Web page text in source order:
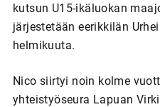
kutsun U15-ikäluokan
järjestetään eerikkilän
helmikuuta.
Nico siirtyi noin kolme
yhteistyöseura Lapuan